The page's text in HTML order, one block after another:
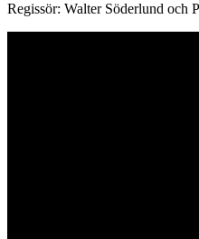
Regissör: Walter Söderlund och